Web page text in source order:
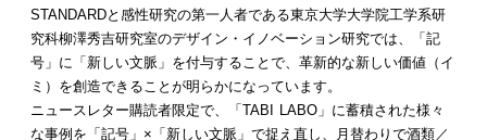
STANDARDと感性研究の第一人者である東京大学大学院工学系研
究科柳澤秀吉研究室のデザイン・イノベーション研究では、「記
号」に「新しい文脈」を付与することで、革新的な新しい価値（イ
ミ）を創造できることが明らかになっています。
ニュースレター購読者限定で、「TABI LABO」に蓄積された様々
な事例を「記号」×「新しい文脈」で捉え直し、月替わりで酒類／